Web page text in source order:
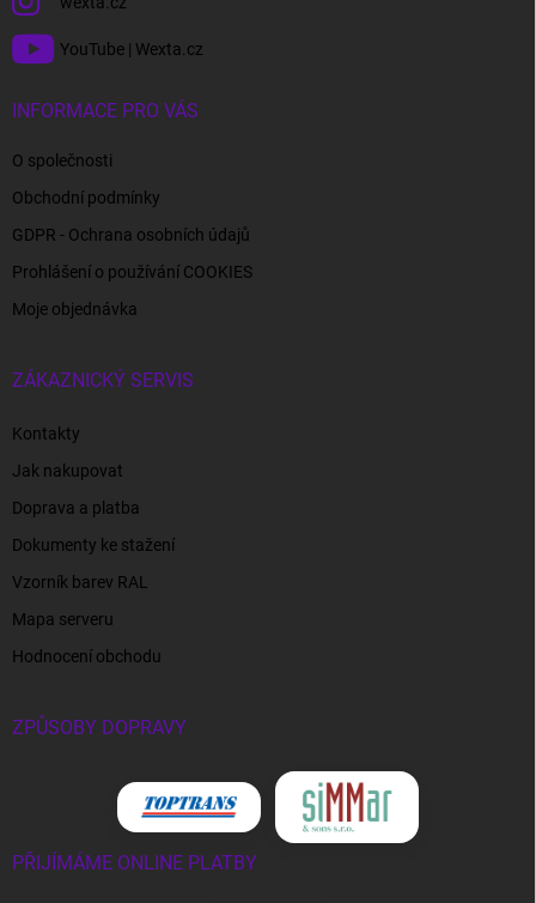
YouTube | Wexta.cz
INFORMACE PRO VÁS
O společnosti
Obchodní podmínky
GDPR - Ochrana osobních údajů
Prohlášení o používání COOKIES
Moje objednávka
ZÁKAZNICKÝ SERVIS
Kontakty
Jak nakupovat
Doprava a platba
Dokumenty ke stažení
Vzorník barev RAL
Mapa serveru
Hodnocení obchodu
ZPŮSOBY DOPRAVY
PŘIJÍMÁME ONLINE PLATBY